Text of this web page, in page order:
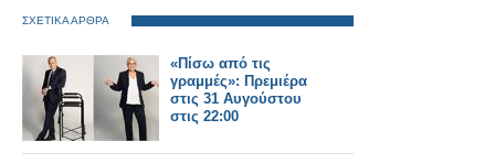
ΣΧΕΤΙΚΑ ΑΡΘΡΑ
«Πίσω από τις
γραμμές»: Πρεμιέρα
στις 31 Αυγούστου
στις 22:00